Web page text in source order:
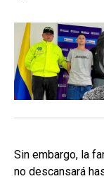
Sin embargo, la
no descansará